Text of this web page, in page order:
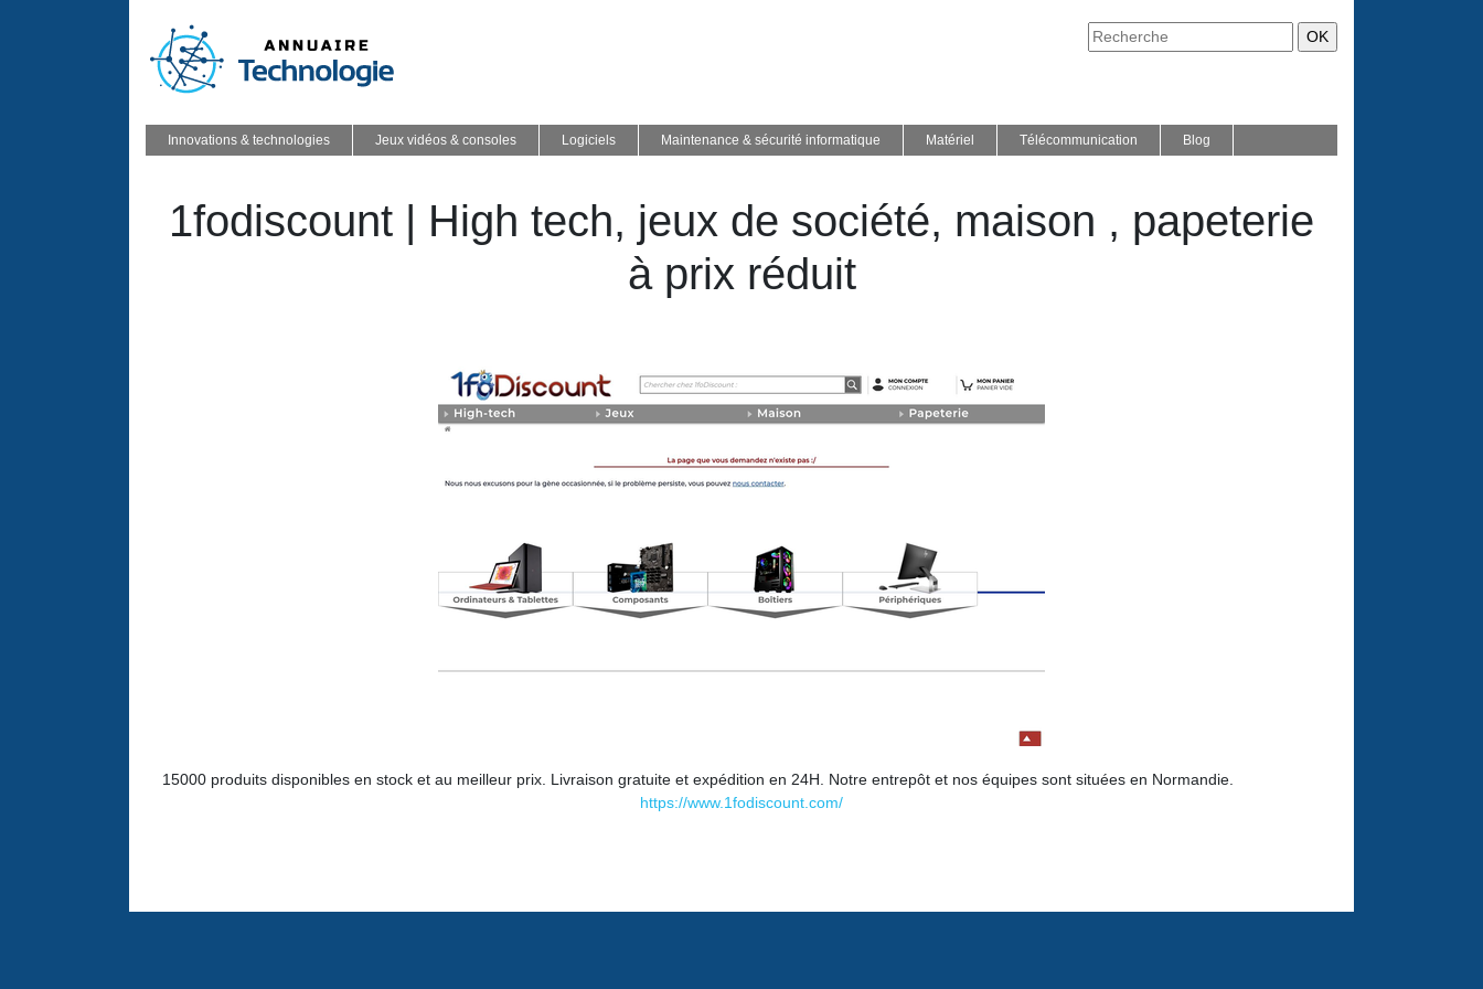
Innovations & technologies Jeux vidéos & consoles Logiciels Maintenance & sécurité informatique Matériel Télécommunication Blog
1fodiscount | High tech, jeux de société, maison , papeterie
à prix réduit
15000 produits disponibles en stock et au meilleur prix. Livraison gratuite et expédition en 24H. Notre entrepôt et nos équipes sont situées en Normandie.
https://www.1fodiscount.com/